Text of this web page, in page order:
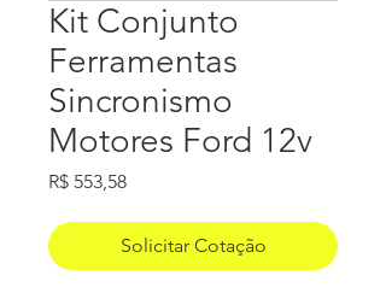
Kit Conjunto
Ferramentas
Sincronismo
Motores Ford 12v
R$ 553,58Preço
Solicitar Cotação